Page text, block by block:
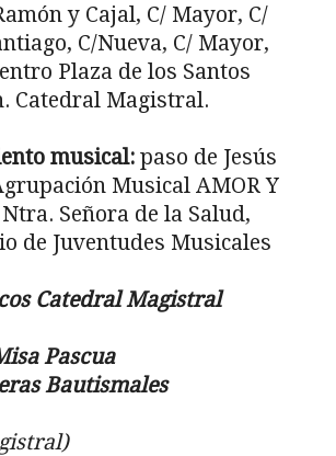
y Cajal, C/ Mayor, C/
C/Nueva, C/ Mayor,
Plaza de los Santos
Catedral Magistral.
musical: paso de Jesús
Musical AMOR Y
Ntra. Señora de la Salud,
de Juventudes Musicales
Catedral Magistral
Pascua
Bautismales